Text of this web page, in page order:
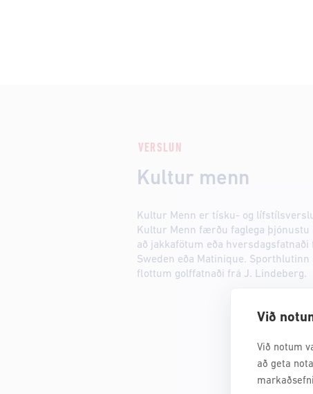
Við
Við notum
að geta
VERSLUN
Kultur menn
Kultur Menn er tísku- og
Kultur Menn færðu faglega
að jakkafötum eða
Sweden eða Matinique.
flottum golffatnaði frá J. Lindeberg.